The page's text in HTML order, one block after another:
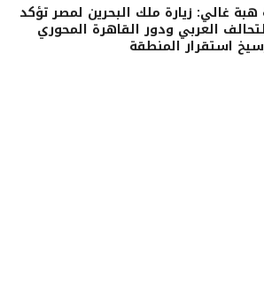
هبة غالي: زيارة ملك البحرين لمصر تؤكد
العربي ودور القاهرة المحوري
استقرار المنطقة